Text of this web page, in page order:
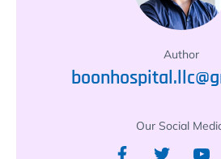
Author
Our Social